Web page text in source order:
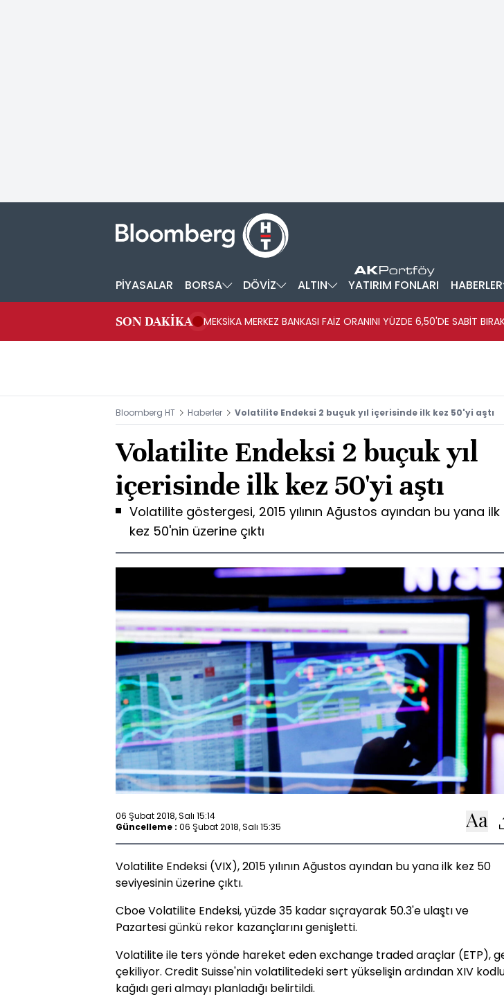
PİYASALAR BORSA DÖVİZ ALTIN YATIRIM FONLARI HABERLER
SON DAKİKA MEKSİKA MERKEZ BANKASI FAİZ ORANINI YÜZDE 6,50'DE SABİT
Bloomberg HT Haberler Volatilite Endeksi 2 buçuk yıl içerisinde ilk kez 50'yi aştı
Volatilite Endeksi 2 buçuk yıl
içerisinde ilk kez 50'yi aştı
Volatilite göstergesi, 2015 yılının Ağustos ayından bu yana ilk
kez 50'nin üzerine çıktı
06 Şubat 2018, Salı 15:14
Güncelleme : 06 Şubat 2018, Salı 15:35
Volatilite Endeksi (VIX), 2015 yılının Ağustos ayından bu yana ilk kez 50
seviyesinin üzerine çıktı.
Cboe Volatilite Endeksi, yüzde 35 kadar sıçrayarak 50.3'e ulaştı ve
Pazartesi günkü rekor kazançlarını genişletti.
Volatilite ile ters yönde hareket eden exchange traded araçlar (ETP),
çekiliyor. Credit Suisse'nin volatilitedeki sert yükselişin ardından XIV
kağıdı geri almayı planladığı belirtildi.